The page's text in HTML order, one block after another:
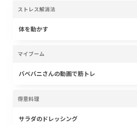
ストレス解消法
体を動かす
マイブーム
バベバニさんの動画で筋トレ
得意料理
サラダのドレッシング